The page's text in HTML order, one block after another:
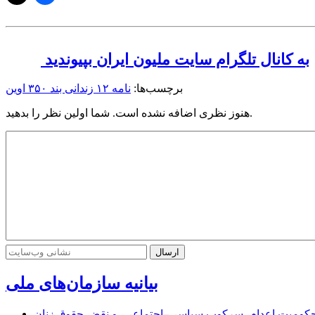
به کانال تلگرام سایت ملیون ایران بپیوندید
برچسب‌ها: نامه ۱۲ زندانی بند ۳۵۰ اوین
هنوز نظری اضافه نشده است. شما اولین نظر را بدهید.
بیانیه سازمان‌های ملی